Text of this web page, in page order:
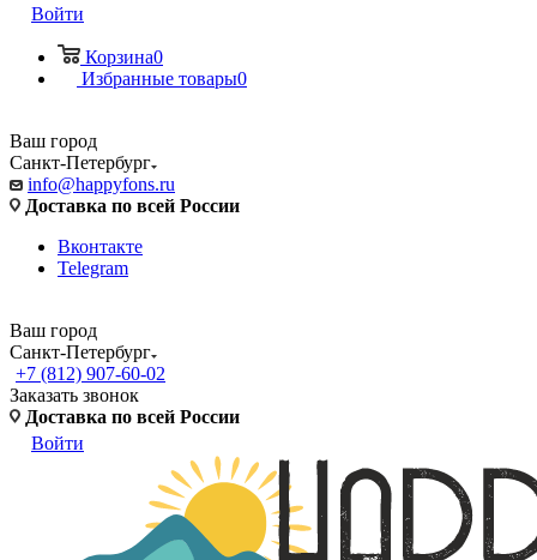
Войти
Корзина0
Избранные товары0
Ваш город
Санкт-Петербург
info@happyfons.ru
Доставка по всей России
Вконтакте
Telegram
Ваш город
Санкт-Петербург
+7 (812) 907-60-02
Заказать звонок
Доставка по всей России
Войти